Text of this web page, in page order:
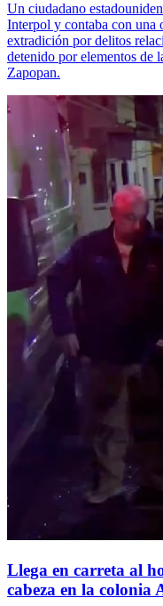
Un ciudadano
Interpol y contaba con una
extradición por delitos
detenido por elementos de
Zapopan.
Llega en carreta al
cabeza en la colonia